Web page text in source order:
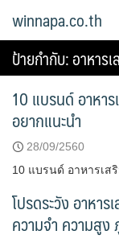
winnapa.co.th
ป้ายกำกับ:อาหาร
10 แบรนด์ อาหา
อยากแนะนำ
28/09/2560
10 แบรนด์ อาหารเ
โปรดระวัง อาหาร
ความจำ ความสูง